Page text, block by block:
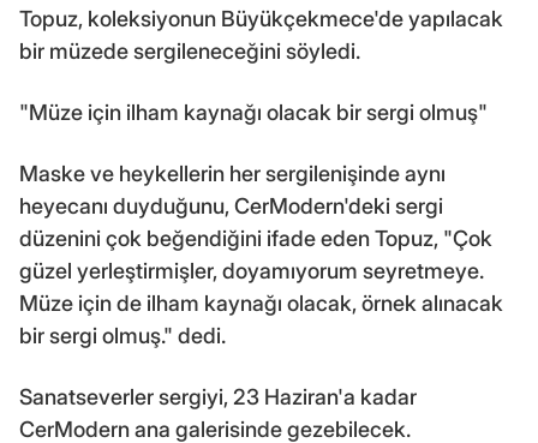
Topuz, koleksiyonun Büyükçekmece'de yapılacak
bir müzede sergileneceğini söyledi.
"Müze için ilham kaynağı olacak bir sergi olmuş"
Maske ve heykellerin her sergilenişinde aynı
heyecanı duyduğunu, CerModern'deki sergi
düzenini çok beğendiğini ifade eden Topuz, "Çok
güzel yerleştirmişler, doyamıyorum seyretmeye.
Müze için de ilham kaynağı olacak, örnek alınacak
bir sergi olmuş." dedi.
Sanatseverler sergiyi, 23 Haziran'a kadar
CerModern ana galerisinde gezebilecek.